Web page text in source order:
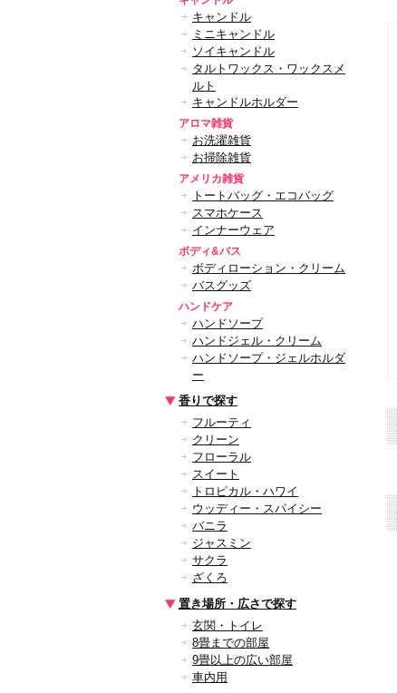
キャンドル
ミニキャンドル
ソイキャンドル
タルトワックス・ワックスメ
ルト
キャンドルホルダー
アロマ雑貨
お洗濯雑貨
お掃除雑貨
アメリカ雑貨
トートバッグ・エコバッグ
スマホケース
インナーウェア
ボディ&バス
ボディローション・クリーム
バスグッズ
ハンドケア
ハンドソープ
ハンドジェル・クリーム
ハンドソープ・ジェルホルダ
ー
香りで探す
フルーティ
クリーン
フローラル
スイート
トロピカル・ハワイ
ウッディー・スパイシー
バニラ
ジャスミン
サクラ
ざくろ
置き場所・広さで探す
玄関・トイレ
8畳までの部屋
9畳以上の広い部屋
車内用